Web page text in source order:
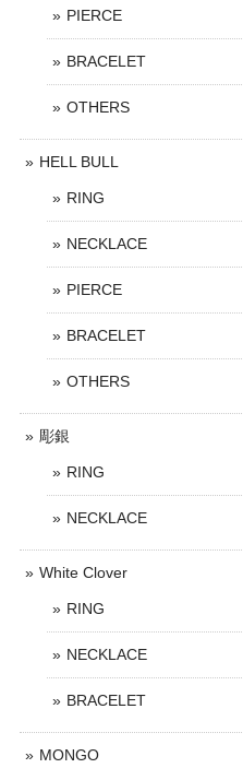
PIERCE
BRACELET
OTHERS
HELL BULL
RING
NECKLACE
PIERCE
BRACELET
OTHERS
彫銀
RING
NECKLACE
White Clover
RING
NECKLACE
BRACELET
MONGO